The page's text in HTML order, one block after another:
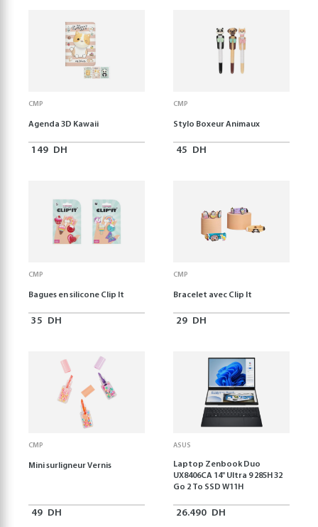
CMP
Agenda 3D Kawaii
149 DH
CMP
Stylo Boxeur Animaux
45 DH
CMP
Bagues en silicone Clip It
35 DH
CMP
Bracelet avec Clip It
29 DH
CMP
Mini surligneur Vernis
49 DH
ASUS
Laptop Zenbook Duo
UX8406CA 14'' Ultra 9 285H 32
Go 2 To SSD W11H
26.490 DH